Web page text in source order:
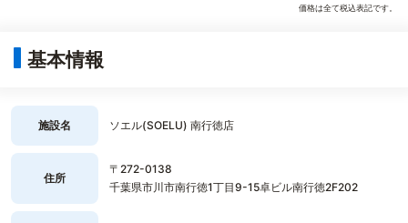
価格は全て税込表記です。
基本情報
施設名 ソエル(SOELU) 南行徳店
住所
〒272-0138
千葉県市川市南行徳1丁目9-15卓ビル南行徳2F202